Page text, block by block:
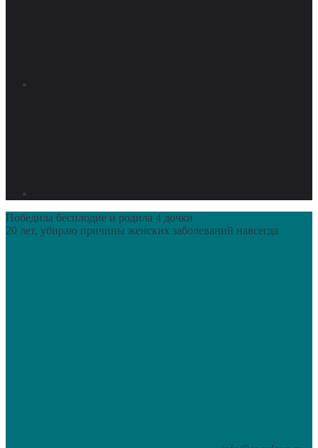
Победила бесплодие и родила 4 дочки
20 лет, убираю причины женских заболеваний навсегда